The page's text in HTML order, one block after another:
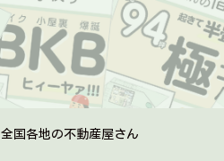
全国各地の不動産屋さん